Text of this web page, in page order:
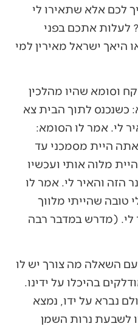
לכם אלא שתאירו לי
לעלות אתכם בפני
היאך ישראל מאירין למי
וסומא שהיו מהלכין
כשנכנס לתוך הבית צא
לי. אמר לו הסומא:
היית מסמכני עד
מלוה אותי ועכשיו
הזה והאיר לי. אמר לו
שהייתי מלווך
לי. (מדרש במדבר רבה
השאלה מה צורך יש לו
בהיכלו על ידינו.
נברא על ידו, נמצא
לשבעת נרות השמן